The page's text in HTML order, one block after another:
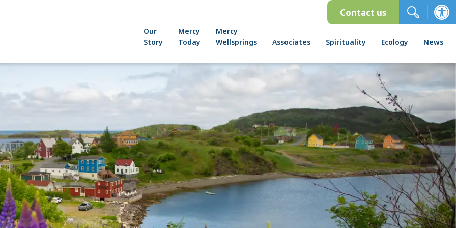
Our
Story
Mercy
Today
Mercy
Wellsprings
Associates Spirituality Ecology News
Contact us